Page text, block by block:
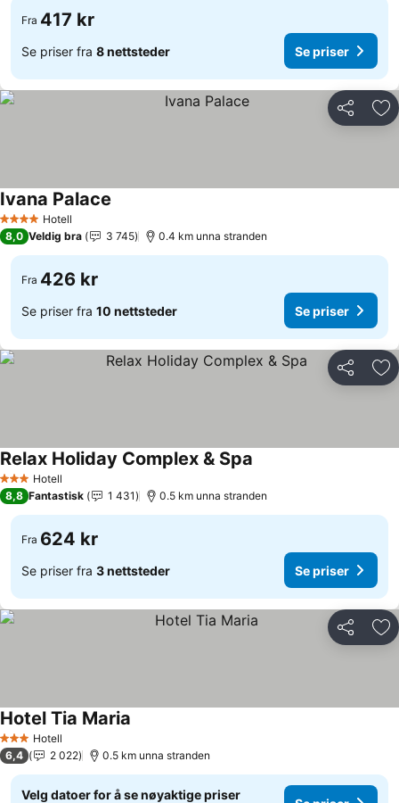
Fra 417 kr
Se priser fra 8 nettsteder Se priser
Del
4 StjernerHotell
Ivana Palace
8,0 Veldig bra 3 745 0.4 km unna stranden
Fra 426 kr
Se priser fra 10 nettsteder Se priser
Del
3 StjernerHotell
Relax Holiday Complex & Spa
8,8 Fantastisk 1 431 0.5 km unna stranden
Fra 624 kr
Se priser fra 3 nettsteder Se priser
Del
3 StjernerHotell
Hotel Tia Maria
6,4 2 022 0.5 km unna stranden
Velg datoer for å se nøyaktige priser